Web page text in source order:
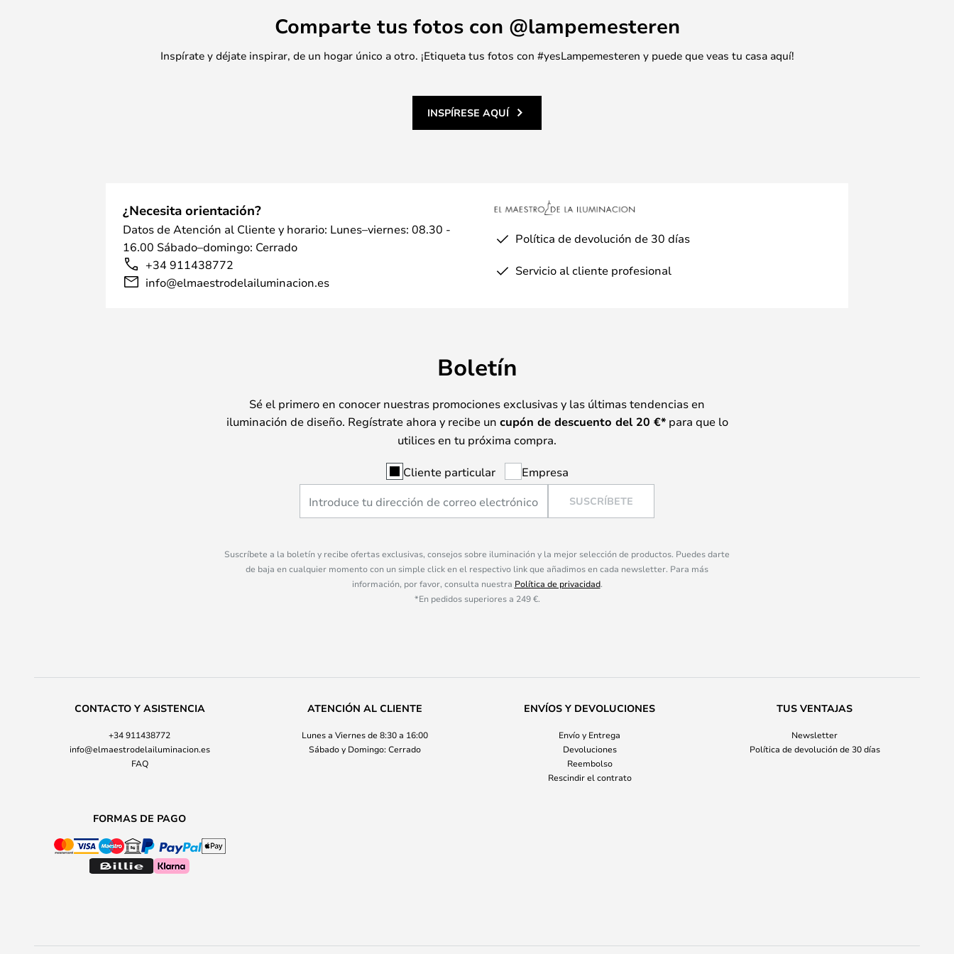
Comparte tus fotos con @lampemesteren
Inspírate y déjate inspirar, de un hogar único a otro. ¡Etiqueta tus fotos con #yesLampemesteren y puede que veas tu casa aquí!
INSPÍRESE AQUÍ
¿Necesita orientación?
Datos de Atención al Cliente y horario: Lunes–viernes: 08.30 -
16.00 Sábado–domingo: Cerrado
+34 911438772
info@elmaestrodelailuminacion.es
Política de devolución de 30 días
Servicio al cliente profesional
Boletín
Sé el primero en conocer nuestras promociones exclusivas y las últimas tendencias en
iluminación de diseño. Regístrate ahora y recibe un cupón de descuento del 20 €*para que lo
utilices en tu próxima compra.
Cliente particular Empresa
SUSCRÍBETE
Suscríbete a la boletín y recibe ofertas exclusivas, consejos sobre iluminación y la mejor selección de productos. Puedes darte
de baja en cualquier momento con un simple click en el respectivo link que añadimos en cada newsletter. Para más
información, por favor, consulta nuestra Política de privacidad.
*En pedidos superiores a 249 €.
CONTACTO Y ASISTENCIA
+34 911438772
info@elmaestrodelailuminacion.es
FAQ
ATENCIÓN AL CLIENTE
Lunes a Viernes de 8:30 a 16:00
Sábado y Domingo: Cerrado
ENVÍOS Y DEVOLUCIONES
Envío y Entrega
Devoluciones
Reembolso
Rescindir el contrato
TUS VENTAJAS
Newsletter
Política de devolución de 30 días
FORMAS DE PAGO